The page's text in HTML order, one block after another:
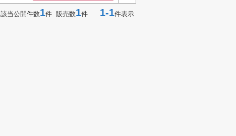
該当公開件数1件 販売数1件 1-1件表示